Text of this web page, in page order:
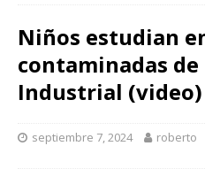
Niños estudian
contaminadas de
Industrial (video)
septiembre 7, 2024 roberto